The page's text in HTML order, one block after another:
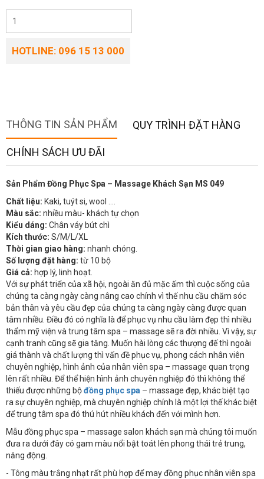
HOTLINE: 096 15 13 000
THÔNG TIN SẢN PHẨM QUY TRÌNH ĐẶT HÀNG
CHÍNH SÁCH ƯU ĐÃI
Sản Phẩm Đồng Phục Spa – Massage Khách Sạn MS 049
Chất liệu: Kaki, tuýt si, wool ….
Màu sắc: nhiều màu- khách tự chọn
Kiểu dáng: Chân váy bút chì
Kích thước: S/M/L/XL
Thời gian giao hàng: nhanh chóng.
Số lượng đặt hàng: từ 10 bộ
Giá cả: hợp lý, linh hoạt.
Với sự phát triển của xã hội, ngoài ăn đủ mặc ấm thì cuộc sống của
chúng ta càng ngày càng nâng cao chính vì thế nhu cầu chăm sóc
bản thân và yêu cầu đẹp của chúng ta càng ngày càng được quan
tâm nhiều. Điều đó có nghĩa là để phục vụ nhu cầu làm đẹp thì nhiều
thẩm mỹ viện và trung tâm spa – massage sẽ ra đời nhiều. Vì vậy, sự
cạnh tranh cũng sẽ gia tăng. Muốn hài lòng các thượng đế thì ngoài
giá thành và chất lượng thì vấn đề phục vụ, phong cách nhân viên
chuyên nghiệp, hình ảnh của nhân viên spa – massage quan trọng
lên rất nhiều. Để thể hiện hình ảnh chuyên nghiệp đó thì không thể
thiếu được những bộđồng phục spa – massage đẹp, khác biệt tạo
ra sự chuyên nghiệp, mà chuyên nghiệp chính là một lợi thế khác biệt
để trung tâm spa đó thú hút nhiều khách đến với mình hơn.
Mẫu đồng phục spa – massage salon khách sạn mà chúng tôi muốn
đưa ra dưới đây có gam màu nổi bật toát lên phong thái trẻ trung,
năng động.
- Tông màu trắng nhạt rất phù hợp để may đồng phục nhân viên spa